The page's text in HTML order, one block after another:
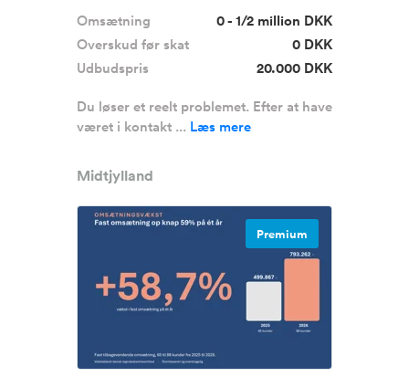
Omsætning
0 - 1/2 million DKK
Overskud før skat
0 DKK
Udbudspris
20.000 DKK
Du løser et reelt problemet. Efter at have
været i kontakt ... Læs mere
Midtjylland
Premium